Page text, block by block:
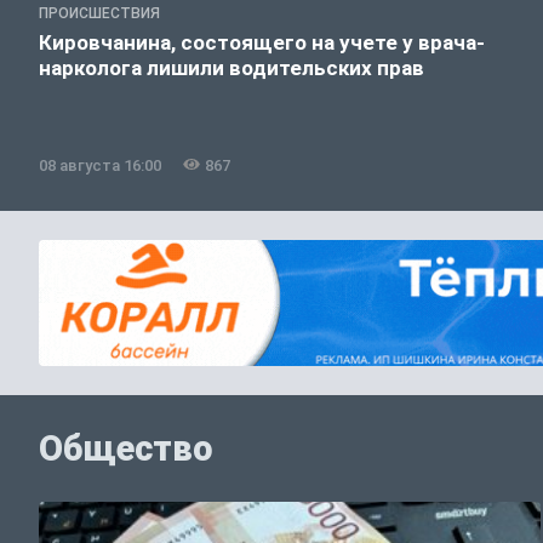
ПРОИСШЕСТВИЯ
Кировчанина, состоящего на учете у врача-
нарколога лишили водительских прав
08 августа 16:00 867
Общество